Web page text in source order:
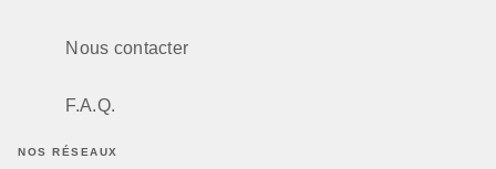
Nous contacter
F.A.Q.
NOS RÉSEAUX